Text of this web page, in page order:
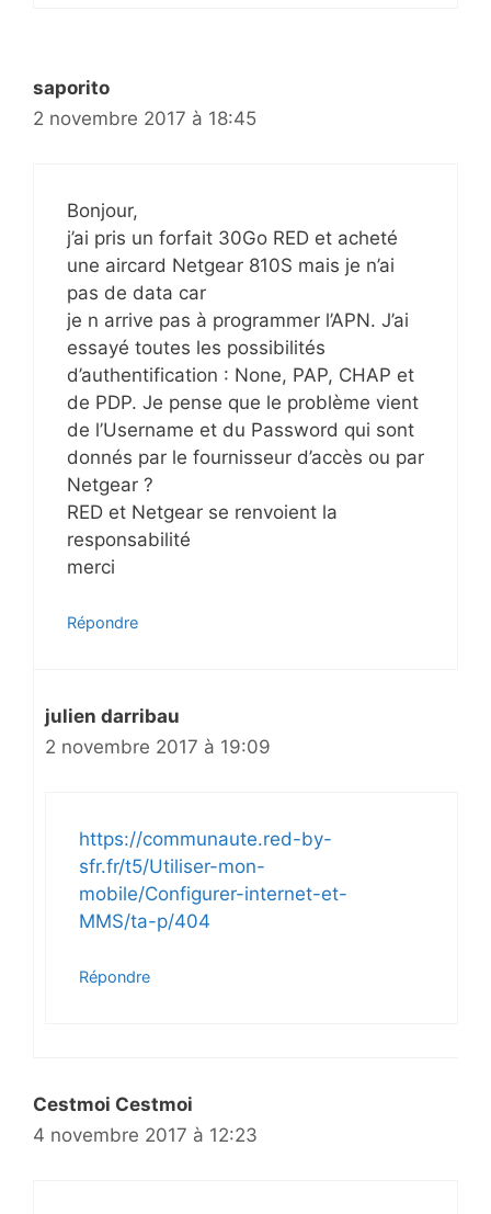
saporito
2 novembre 2017 à 18:45
Bonjour,
j’ai pris un forfait 30Go RED et acheté
une aircard Netgear 810S mais je n’ai
pas de data car
je n arrive pas à programmer l’APN. J’ai
essayé toutes les possibilités
d’authentification : None, PAP, CHAP et
de PDP. Je pense que le problème vient
de l’Username et du Password qui sont
donnés par le fournisseur d’accès ou par
Netgear ?
RED et Netgear se renvoient la
responsabilité
merci
Répondre
julien darribau
2 novembre 2017 à 19:09
https://communaute.red-by-
sfr.fr/t5/Utiliser-mon-
mobile/Configurer-internet-et-
MMS/ta-p/404
Répondre
Cestmoi Cestmoi
4 novembre 2017 à 12:23